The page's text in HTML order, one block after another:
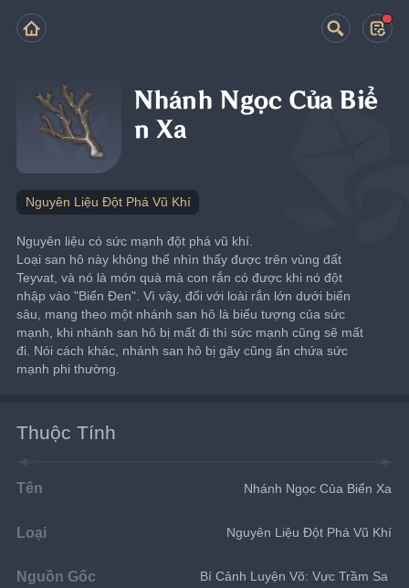
Nhánh Ngọc Của Biể
n Xa
Nguyên Liệu Đột Phá Vũ Khí
Nguyên liệu có sức mạnh đột phá vũ khí.
Loại san hô này không thể nhìn thấy được trên vùng đất
Teyvat, và nó là món quà mà con rắn có được khi nó đột
nhập vào "Biển Đen". Vì vậy, đối với loài rắn lớn dưới biển
sâu, mang theo một nhánh san hô là biểu tượng của sức
mạnh, khi nhánh san hô bị mất đi thì sức mạnh cũng sẽ mất
đi. Nói cách khác, nhánh san hô bị gãy cũng ẩn chứa sức
mạnh phi thường.
Thuộc Tính
Tên Nhánh Ngọc Của Biển Xa
Loại Nguyên Liệu Đột Phá Vũ Khí
Nguồn Gốc
Bí Cảnh Luyện Võ: Vực Trầm Sa